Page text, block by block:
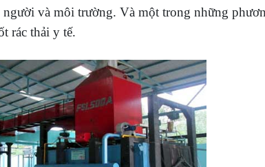
và môi trường. Và một trong những
rác thải y tế.